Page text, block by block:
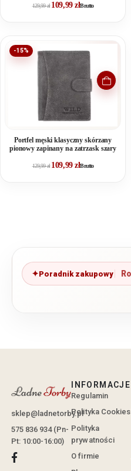
129,99zł 109,99złBrutto
-15%
Portfel męski klasyczny skórzany
pionowy zapinany na zatrzask szary
129,99zł 109,99złBrutto
Poradnik zakupowy
sklep@ladnetorby.pl
575 836 934 (Pn-
Pt: 10:00-16:00)
INFORMACJE
Regulamin
Polityka Cookies
Polityka
prywatności
O firmie